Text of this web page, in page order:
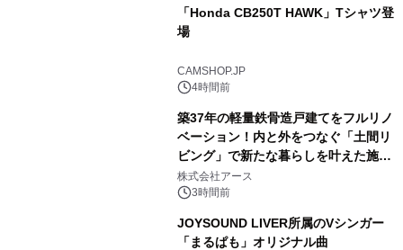
「Honda CB250T HAWK」Tシャツ登
場
CAMSHOP.JP
4時間前
築37年の軽量鉄骨造戸建てをフルリノ
ベーション！内と外をつなぐ「土間リ
ビング」で新たな暮らしを叶えた施工
事例を株式会社アースが公開
株式会社アース
3時間前
JOYSOUND LIVER所属のVシンガー
「まるぱも」オリジナル曲